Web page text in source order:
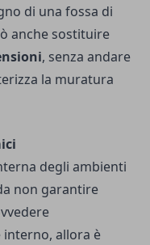
di una fossa di
anche sostituire
, senza andare
la muratura
degli ambienti
non garantire
interno, allora è